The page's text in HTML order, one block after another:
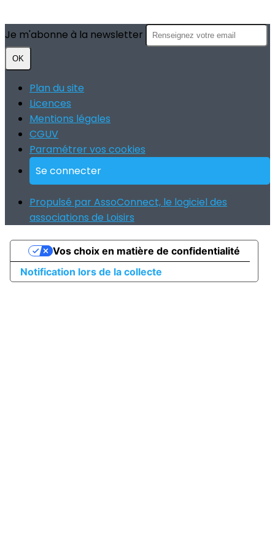
Je m'abonne à la newsletter
OK
Plan du site
Licences
Mentions légales
CGUV
Paramétrer vos cookies
Se connecter
Propulsé par AssoConnect, le logiciel des
associations de Loisirs
Notification lors de la collecte
Vos choix en matière de confidentialité